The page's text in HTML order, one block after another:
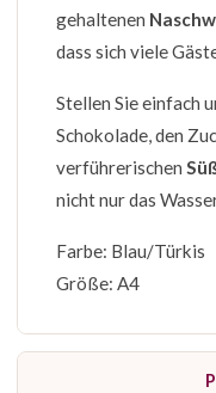
gehaltenen
dass sich viele
Stellen Sie einfach
Schokolade, den
verführerischen
nicht nur das
Farbe: Blau/Türkis
Größe: A4